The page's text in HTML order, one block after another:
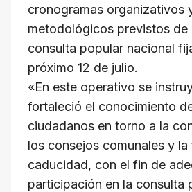
cronogramas organizativos
metodológicos previstos de
consulta popular nacional
próximo 12 de julio.
«En este operativo se
fortaleció el conocimiento
ciudadanos en torno a la
los consejos comunales y la
caducidad, con el fin de
participación en la consulta